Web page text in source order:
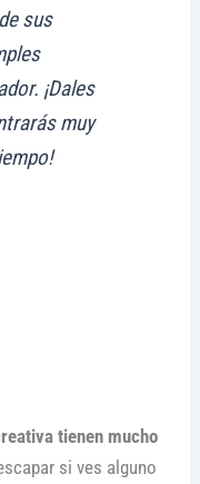
sus
¡Dales
muy
tienen mucho
si ves alguno